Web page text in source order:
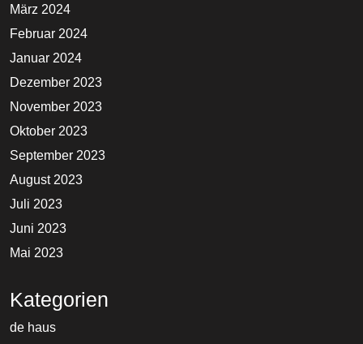
März 2024
Februar 2024
Januar 2024
Dezember 2023
November 2023
Oktober 2023
September 2023
August 2023
Juli 2023
Juni 2023
Mai 2023
Kategorien
de haus